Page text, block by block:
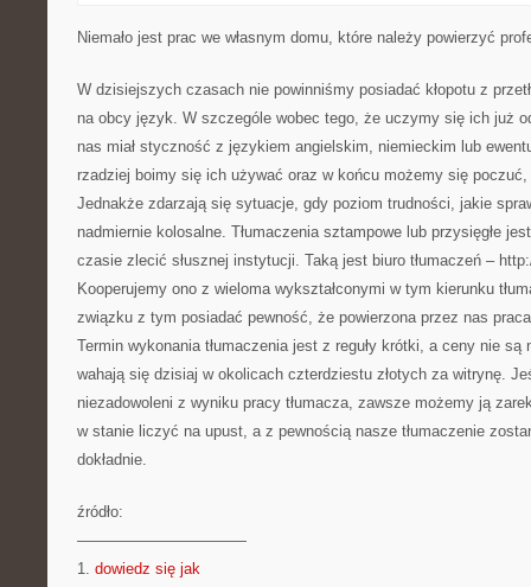
Niemało jest prac we własnym domu, które należy powierzyć
W dzisiejszych czasach nie powinniśmy posiadać kłopotu z
na obcy język. W szczególe wobec tego, że uczymy się ich już
nas miał styczność z językiem angielskim, niemieckim lub
rzadziej boimy się ich używać oraz w końcu możemy się
Jednakże zdarzają się sytuacje, gdy poziom trudności, jakie
nadmiernie kolosalne. Tłumaczenia sztampowe lub przysięgłe
czasie zlecić słusznej instytucji. Taką jest biuro tłumaczeń –
Kooperujemy ono z wieloma wykształconymi w tym kierunku
związku z tym posiadać pewność, że powierzona przez nas
Termin wykonania tłumaczenia jest z reguły krótki, a ceny nie są
wahają się dzisiaj w okolicach czterdziestu złotych za witrynę.
niezadowoleni z wyniku pracy tłumacza, zawsze możemy ją
w stanie liczyć na upust, a z pewnością nasze tłumaczenie
dokładnie.
źródło:
———————————
1. dowiedz się jak